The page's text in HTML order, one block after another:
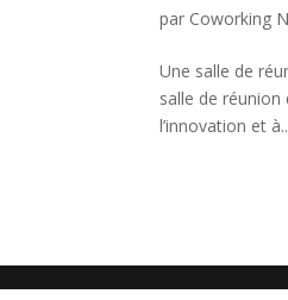
par Coworking
Une salle de
salle de
l’innovation et